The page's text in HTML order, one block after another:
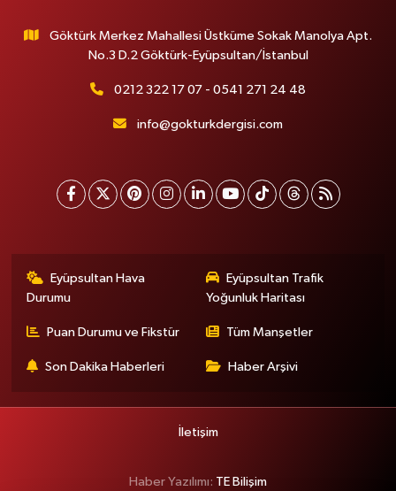
Göktürk Merkez Mahallesi Üstküme Sokak Manolya Apt.
No.3 D.2 Göktürk-Eyüpsultan/İstanbul
0212 322 17 07 - 0541 271 24 48
info@gokturkdergisi.com
Eyüpsultan Hava
Durumu
Eyüpsultan Trafik
Yoğunluk Haritası
Puan Durumu ve Fikstür Tüm Manşetler
Son Dakika Haberleri Haber Arşivi
İletişim
Haber Yazılımı: TE Bilişim